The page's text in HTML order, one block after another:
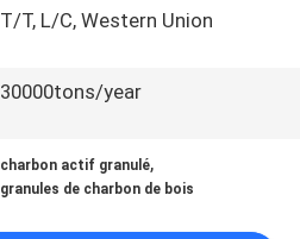
T/T, L/C, Western Union
30000tons/year
charbon actif granulé,
granules de charbon de bois